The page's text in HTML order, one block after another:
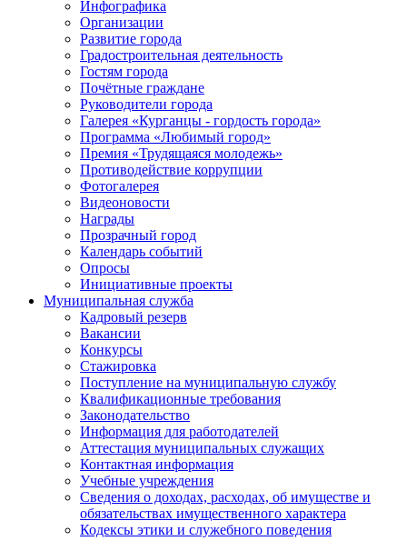
Инфографика
Организации
Развитие города
Градостроительная деятельность
Гостям города
Почётные граждане
Руководители города
Галерея «Курганцы - гордость города»
Программа «Любимый город»
Премия «Трудящаяся молодежь»
Противодействие коррупции
Фотогалерея
Видеоновости
Награды
Прозрачный город
Календарь событий
Опросы
Инициативные проекты
Муниципальная служба
Кадровый резерв
Вакансии
Конкурсы
Стажировка
Поступление на муниципальную службу
Квалификационные требования
Законодательство
Информация для работодателей
Аттестация муниципальных служащих
Контактная информация
Учебные учреждения
Сведения о доходах, расходах, об имуществе и
обязательствах имущественного характера
Кодексы этики и служебного поведения